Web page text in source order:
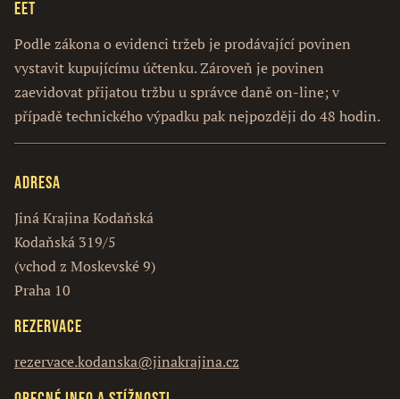
EET
Podle zákona o evidenci tržeb je prodávající povinen
vystavit kupujícímu účtenku. Zároveň je povinen
zaevidovat přijatou tržbu u správce daně on-line; v
případě technického výpadku pak nejpozději do 48 hodin.
Adresa
Jiná Krajina Kodaňská
Kodaňská 319/5
(vchod z Moskevské 9)
Praha 10
Rezervace
rezervace.kodanska@jinakrajina.cz